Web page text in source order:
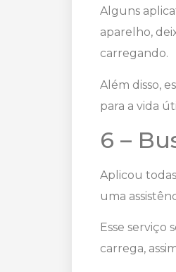
Alguns
aparelho,
carregando.
Além disso,
para a vida
6 –
Aplicou
uma
Esse serviço
carrega,